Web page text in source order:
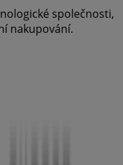
společnosti,
nakupování.